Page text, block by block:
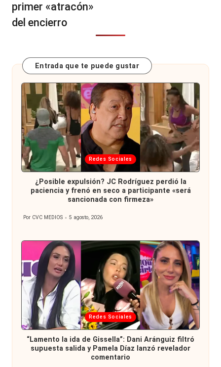
primer «atracón»
del encierro
Entrada que te puede gustar
Publicada
en
Redes Sociales
¿Posible expulsión? JC Rodríguez perdió la
paciencia y frenó en seco a participante «será
sancionada con firmeza»
Publicado
Por CVC MEDIOS 5 agosto, 2026
Publicada
en
Redes Sociales
“Lamento la ida de Gissella”: Dani Aránguiz filtró
supuesta salida y Pamela Díaz lanzó revelador
comentario